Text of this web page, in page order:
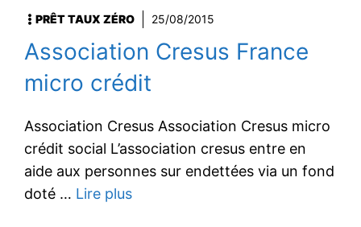
PRÊT TAUX ZÉRO 25/08/2015
Association Cresus France
micro crédit
Association Cresus Association Cresus micro
crédit social L’association cresus entre en
aide aux personnes sur endettées via un fond
doté … Lire plus